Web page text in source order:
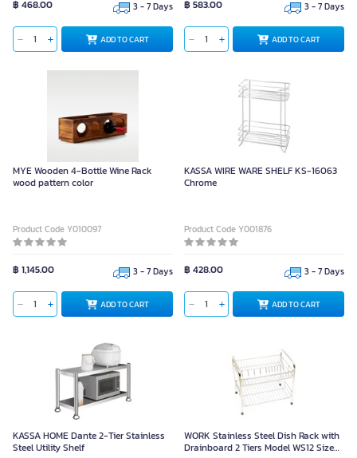
฿ 468.00 3 - 7 Days
ADD TO CART
฿ 583.00 3 - 7 Days
ADD TO CART
MYE Wooden 4-Bottle Wine Rack
wood pattern color
Product Code Y010097
฿ 1,145.00 3 - 7 Days
ADD TO CART
KASSA WIRE WARE SHELF KS-16063
Chrome
Product Code Y001876
฿ 428.00 3 - 7 Days
ADD TO CART
KASSA HOME Dante 2-Tier Stainless
Steel Utility Shelf
WORK Stainless Steel Dish Rack with
Drainboard 2 Tiers Model WS12 Size